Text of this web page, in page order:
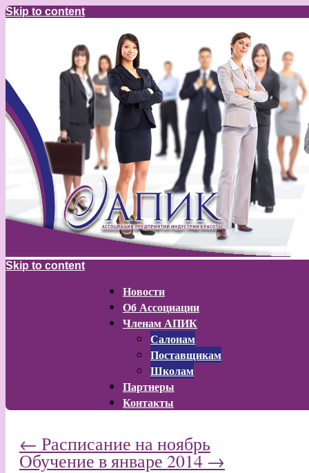
Skip to content
Skip to content
Новости
Об Ассоциации
Членам АПИК
Салонам
Поставщикам
Школам
Партнеры
Контакты
← Расписание на ноябрь
Обучение в январе 2014→